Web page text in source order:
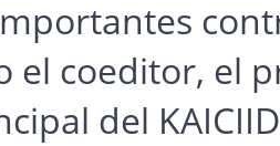
el coeditor, el
del